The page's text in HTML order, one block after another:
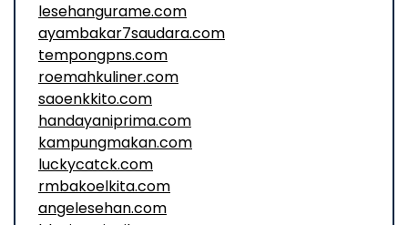
lesehangurame.com
ayambakar7saudara.com
tempongpns.com
roemahkuliner.com
saoenkkito.com
handayaniprima.com
kampungmakan.com
luckycatck.com
rmbakoelkita.com
angelesehan.com